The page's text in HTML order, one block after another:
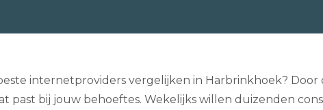
internetproviders vergelijken in Harbrinkhoek?
past bij jouw behoeftes. Wekelijks willen duizenden